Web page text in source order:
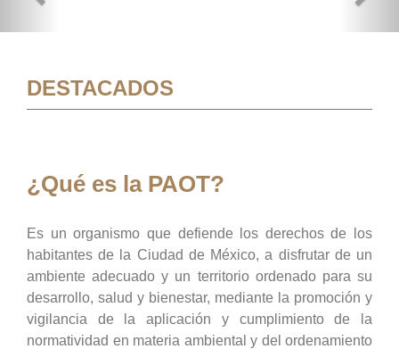
DESTACADOS
¿Qué es la PAOT?
Es un organismo que defiende los derechos de los
habitantes de la Ciudad de México, a disfrutar de un
ambiente adecuado y un territorio ordenado para su
desarrollo, salud y bienestar, mediante la promoción y
vigilancia de la aplicación y cumplimiento de la
normatividad en materia ambiental y del ordenamiento